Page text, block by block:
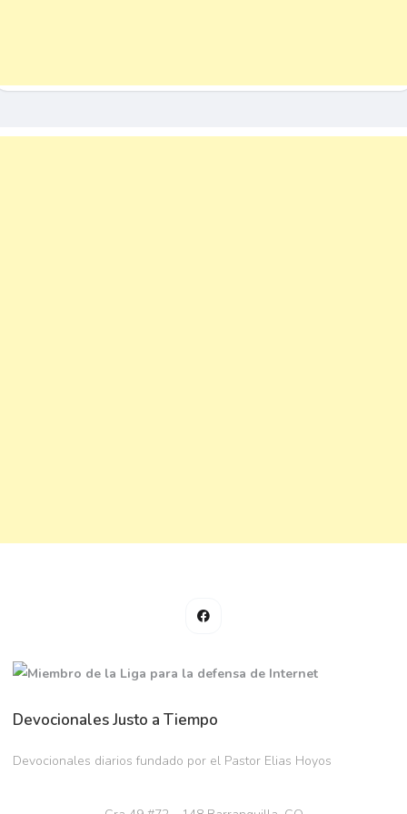
Devocionales Justo a Tiempo
Devocionales diarios fundado por el Pastor Elias Hoyos